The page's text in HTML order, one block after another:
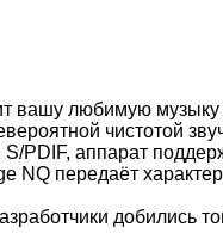
вашу любимую музыку
чистотой
PDIF, аппарат
NQ передаёт
добились